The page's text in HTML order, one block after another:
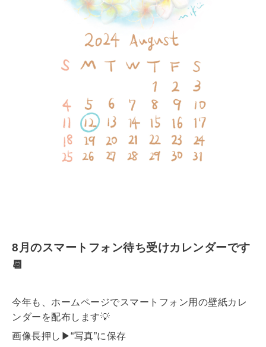
8月のスマートフォン待ち受けカレンダーです
📆
今年も、ホームページでスマートフォン用の壁紙カレ
ンダーを配布します💡
画像長押し▶︎“写真”に保存